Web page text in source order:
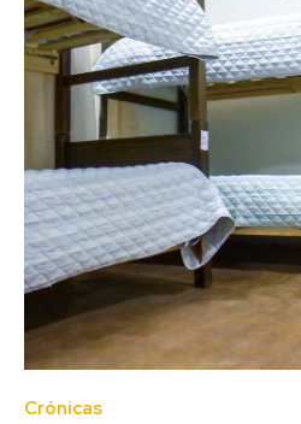
Crónicas